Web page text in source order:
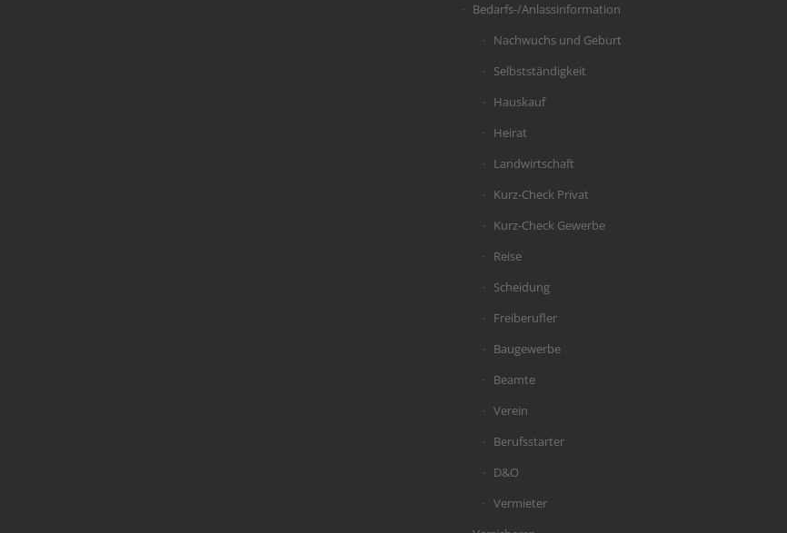
Bedarfs-/Anlassinformation
Nachwuchs und Geburt
Selbstständigkeit
Hauskauf
Heirat
Landwirtschaft
Kurz-Check Privat
Kurz-Check Gewerbe
Reise
Scheidung
Freiberufler
Baugewerbe
Beamte
Verein
Berufsstarter
D&O
Vermieter